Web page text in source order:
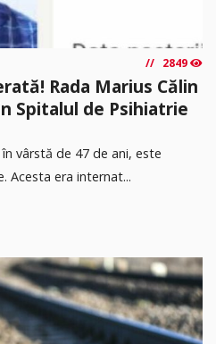
2849
Rada Marius Călin
Spitalul de Psihiatrie
vârstă de 47 de ani, este
Acesta era internat...